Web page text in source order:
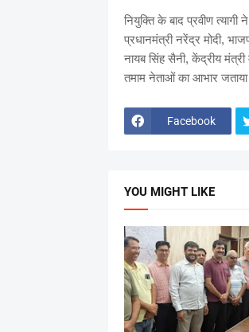
नियुक्ति के बाद प्रवीण त्यागी
प्रधानमंत्री नरेंद्र मोदी,
नायब सिंह सैनी, केंद्रीय
तमाम नेताओं का आभार जताया
Facebook
YOU MIGHT LIKE